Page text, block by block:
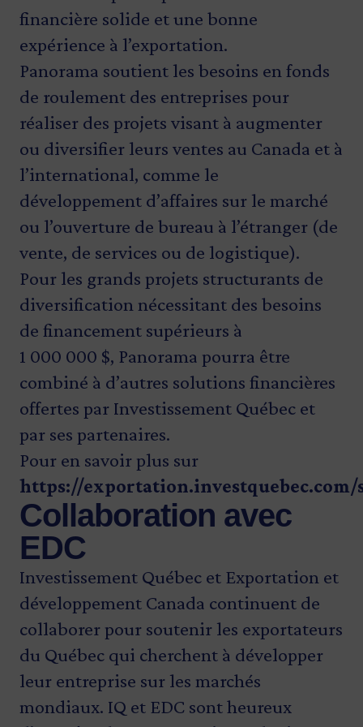
financière solide et une bonne
expérience à l’exportation.
Panorama soutient les besoins en fonds
de roulement des entreprises pour
réaliser des projets visant à augmenter
ou diversifier leurs ventes au Canada et à
l’international, comme le
développement d’affaires sur le marché
ou l’ouverture de bureau à l’étranger (de
vente, de services ou de logistique).
Pour les grands projets structurants de
diversification nécessitant des besoins
de financement supérieurs à
1 000 000 $, Panorama pourra être
combiné à d’autres solutions financières
offertes par Investissement Québec et
par ses partenaires.
Pour en savoir plus sur
https://
Collaboration avec
EDC
Investissement Québec et Exportation et
développement Canada continuent de
collaborer pour soutenir les exportateurs
du Québec qui cherchent à développer
leur entreprise sur les marchés
mondiaux. IQ et EDC sont heureux